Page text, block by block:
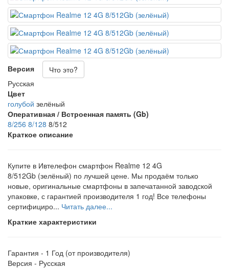
Версия
Что это?
Русская
Цвет
голубой зелёный
Оперативная / Встроенная память (Gb)
8/256 8/128 8/512
Краткое описание
Купите в Ивтелефон смартфон Realme 12 4G
8/512Gb (зелёный) по лучшей цене. Мы продаём только
новые, оригинальные смартфоны в запечатанной заводской
упаковке, с гарантией производителя 1 год! Все телефоны
сертифициро... Читать далее...
Краткие характеристики
Гарантия - 1 Год (от производителя)
Версия - Русская